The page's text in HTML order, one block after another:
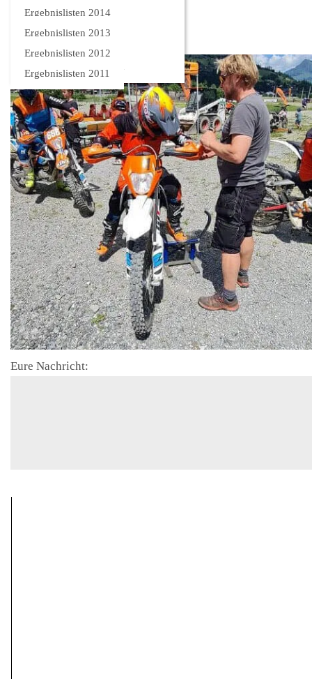
Ergebnislisten 2014
Ergebnislisten 2013
Ergebnislisten 2012
Ergebnislisten 2011
Bilder
Eure Nachricht: